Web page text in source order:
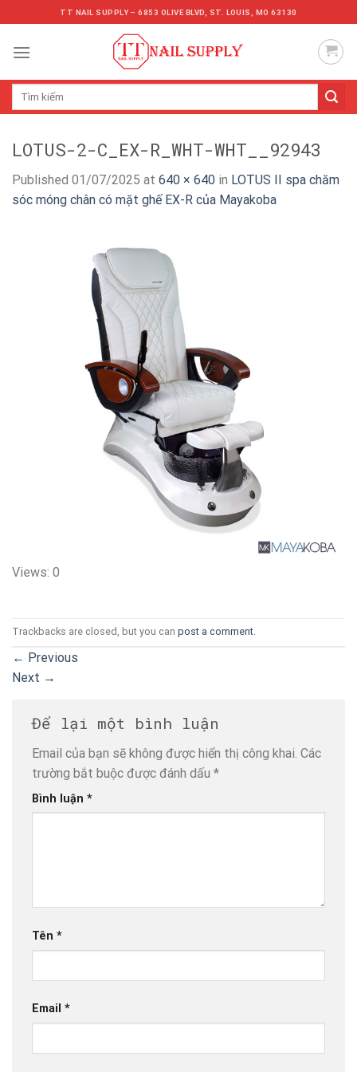
to
content
TT NAIL SUPPLY – 6853 OLIVE BLVD, ST. LOUIS, MO 63130
Tìm
LOTUS-2-C_EX-R_WHT-WHT__92943
Published 01/07/2025 at 640 × 640 in LOTUS II spa chăm
sóc móng chân có mặt ghế EX-R của Mayakoba
Views: 0
Trackbacks are closed, but you can post a comment.
← Previous
Next →
Để lại một bình luận
Email của bạn sẽ không được hiển thị công khai. Các
trường bắt buộc được đánh dấu *
Bình luận *
Tên *
Email *